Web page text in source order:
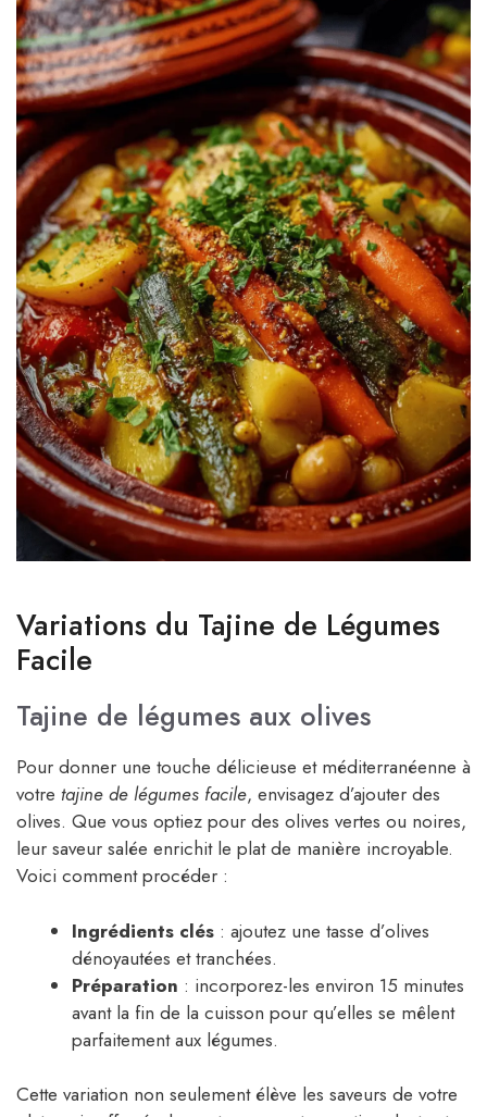
Variations du Tajine de Légumes
Facile
Tajine de légumes aux olives
Pour donner une touche délicieuse et méditerranéenne à
votre tajine de légumes facile, envisagez d’ajouter des
olives. Que vous optiez pour des olives vertes ou noires,
leur saveur salée enrichit le plat de manière incroyable.
Voici comment procéder :
Ingrédients clés : ajoutez une tasse d’olives
dénoyautées et tranchées.
Préparation : incorporez-les environ 15 minutes
avant la fin de la cuisson pour qu’elles se mêlent
parfaitement aux légumes.
Cette variation non seulement élève les saveurs de votre